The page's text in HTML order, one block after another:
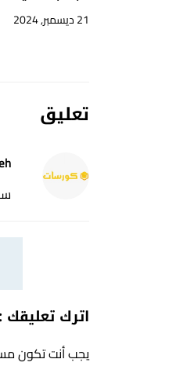
21 ديسمبر, 2024
تعليق
اترك تعليقك
يجب أنت تكون